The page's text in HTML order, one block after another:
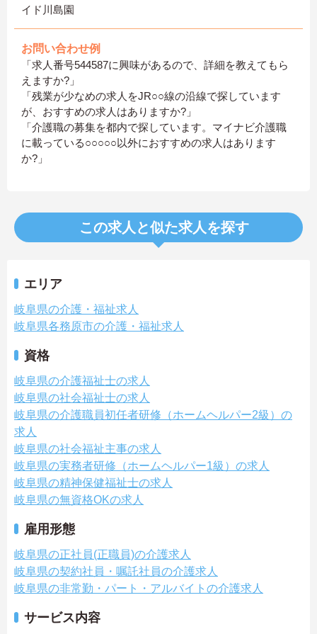
イド川島園
お問い合わせ例
「求人番号544587に興味があるので、詳細を教えてもら
えますか?」
「残業が少なめの求人をJR○○線の沿線で探しています
が、おすすめの求人はありますか?」
「介護職の募集を都内で探しています。マイナビ介護職
に載っている○○○○○以外におすすめの求人はあります
か?」
この求人と似た求人を探す
エリア
岐阜県の介護・福祉求人
岐阜県各務原市の介護・福祉求人
資格
岐阜県の介護福祉士の求人
岐阜県の社会福祉士の求人
岐阜県の介護職員初任者研修（ホームヘルパー2級）の
求人
岐阜県の社会福祉主事の求人
岐阜県の実務者研修（ホームヘルパー1級）の求人
岐阜県の精神保健福祉士の求人
岐阜県の無資格OKの求人
雇用形態
岐阜県の正社員(正職員)の介護求人
岐阜県の契約社員・嘱託社員の介護求人
岐阜県の非常勤・パート・アルバイトの介護求人
サービス内容